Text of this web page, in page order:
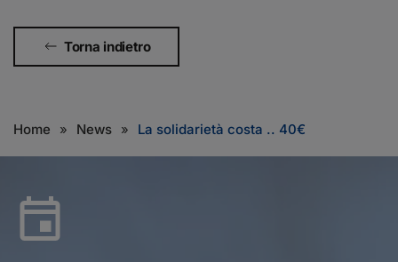
Torna indietro
Home News La solidarietà costa .. 40€